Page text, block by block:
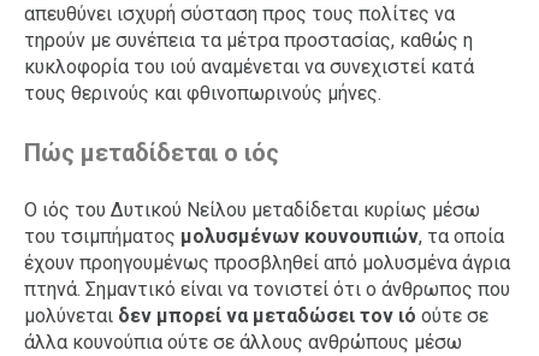
απευθύνει ισχυρή σύσταση προς τους πολίτες να
τηρούν με συνέπεια τα μέτρα προστασίας, καθώς η
κυκλοφορία του ιού αναμένεται να συνεχιστεί κατά
τους θερινούς και φθινοπωρινούς μήνες.
Πώς μεταδίδεται ο ιός
Ο ιός του Δυτικού Νείλου μεταδίδεται κυρίως μέσω
του τσιμπήματος μολυσμένων κουνουπιών, τα οποία
έχουν προηγουμένως προσβληθεί από μολυσμένα άγρια
πτηνά. Σημαντικό είναι να τονιστεί ότι ο άνθρωπος που
μολύνεται δεν μπορεί να μεταδώσει τον ιό ούτε σε
άλλα κουνούπια ούτε σε άλλους ανθρώπους μέσω